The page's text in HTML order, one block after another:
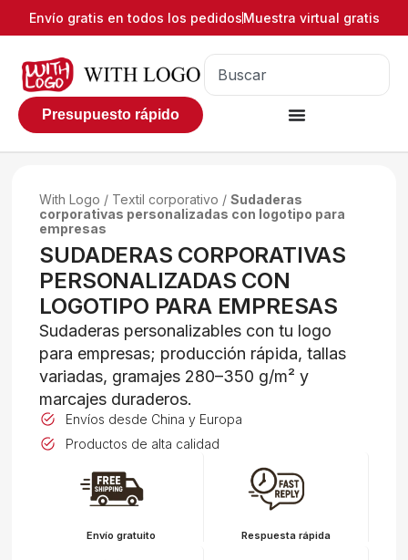
Envío gratis en todos los pedidosMuestra virtual gratis
Presupuesto rápido
With Logo / Textil corporativo /Sudaderas
corporativas personalizadas con logotipo para
empresas
SUDADERAS CORPORATIVAS
PERSONALIZADAS CON
LOGOTIPO PARA EMPRESAS
Sudaderas personalizables con tu logo
para empresas; producción rápida, tallas
variadas, gramajes 280–350 g/m² y
marcajes duraderos.
Envíos desde China y Europa
Productos de alta calidad
Envío gratuito Respuesta rápida